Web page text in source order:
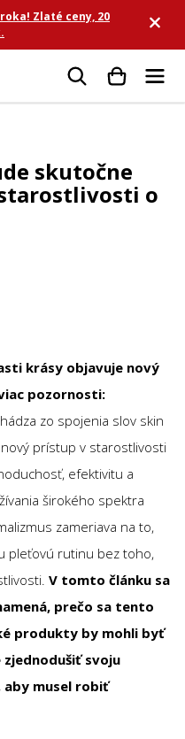
Zlaté ceny, 20
Hľadať
skutočne
o
krásy objavuje nový
pozornosti:
zo spojenia slov skin
prístup v starostlivosti
efektivitu a
širokého spektra
zameriava na to,
pleťovú rutinu bez toho,
V tomto článku sa
prečo sa tento
produkty by mohli byť
zjednodušiť svoju
musel robiť